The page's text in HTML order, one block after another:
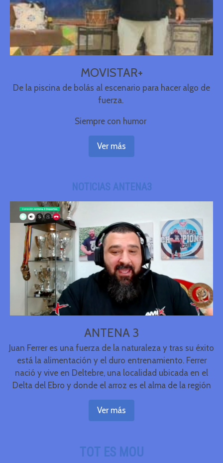
MOVISTAR+
De la piscina de bolás al escenario para hacer algo de
fuerza.
Siempre con humor
Ver más
NOTICIAS ANTENA3
ANTENA 3
Juan Ferrer es una fuerza de la naturaleza y tras su éxito
está la alimentación y el duro entrenamiento. Ferrer
nació y vive en Deltebre, una localidad ubicada en el
Delta del Ebro y donde el arroz es el alma de la región
Ver más
TOT ES MOU